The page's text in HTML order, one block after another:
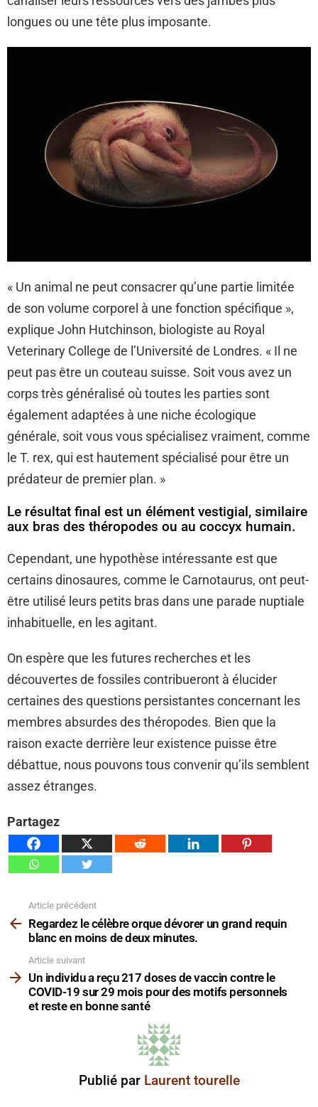
longues ou une tête plus imposante.
« Un animal ne peut consacrer qu’une partie limitée
de son volume corporel à une fonction spécifique »,
explique John Hutchinson, biologiste au Royal
Veterinary College de l’Université de Londres. « Il ne
peut pas être un couteau suisse. Soit vous avez un
corps très généralisé où toutes les parties sont
également adaptées à une niche écologique
générale, soit vous vous spécialisez vraiment, comme
le T. rex, qui est hautement spécialisé pour être un
prédateur de premier plan. »
Le résultat final est un élément vestigial, similaire
aux bras des théropodes ou au coccyx humain.
Cependant, une hypothèse intéressante est que
certains dinosaures, comme le Carnotaurus, ont peut-
être utilisé leurs petits bras dans une parade nuptiale
inhabituelle, en les agitant.
On espère que les futures recherches et les
découvertes de fossiles contribueront à élucider
certaines des questions persistantes concernant les
membres absurdes des théropodes. Bien que la
raison exacte derrière leur existence puisse être
débattue, nous pouvons tous convenir qu’ils semblent
assez étranges.
Partagez
plus
Article précédent
Regardez le célèbre orque dévorer un grand requin
blanc en moins de deux minutes.
Article suivant
Un individu a reçu 217 doses de vaccin contre le
COVID-19 sur 29 mois pour des motifs personnels
et reste en bonne santé
Publié par Laurent tourelle